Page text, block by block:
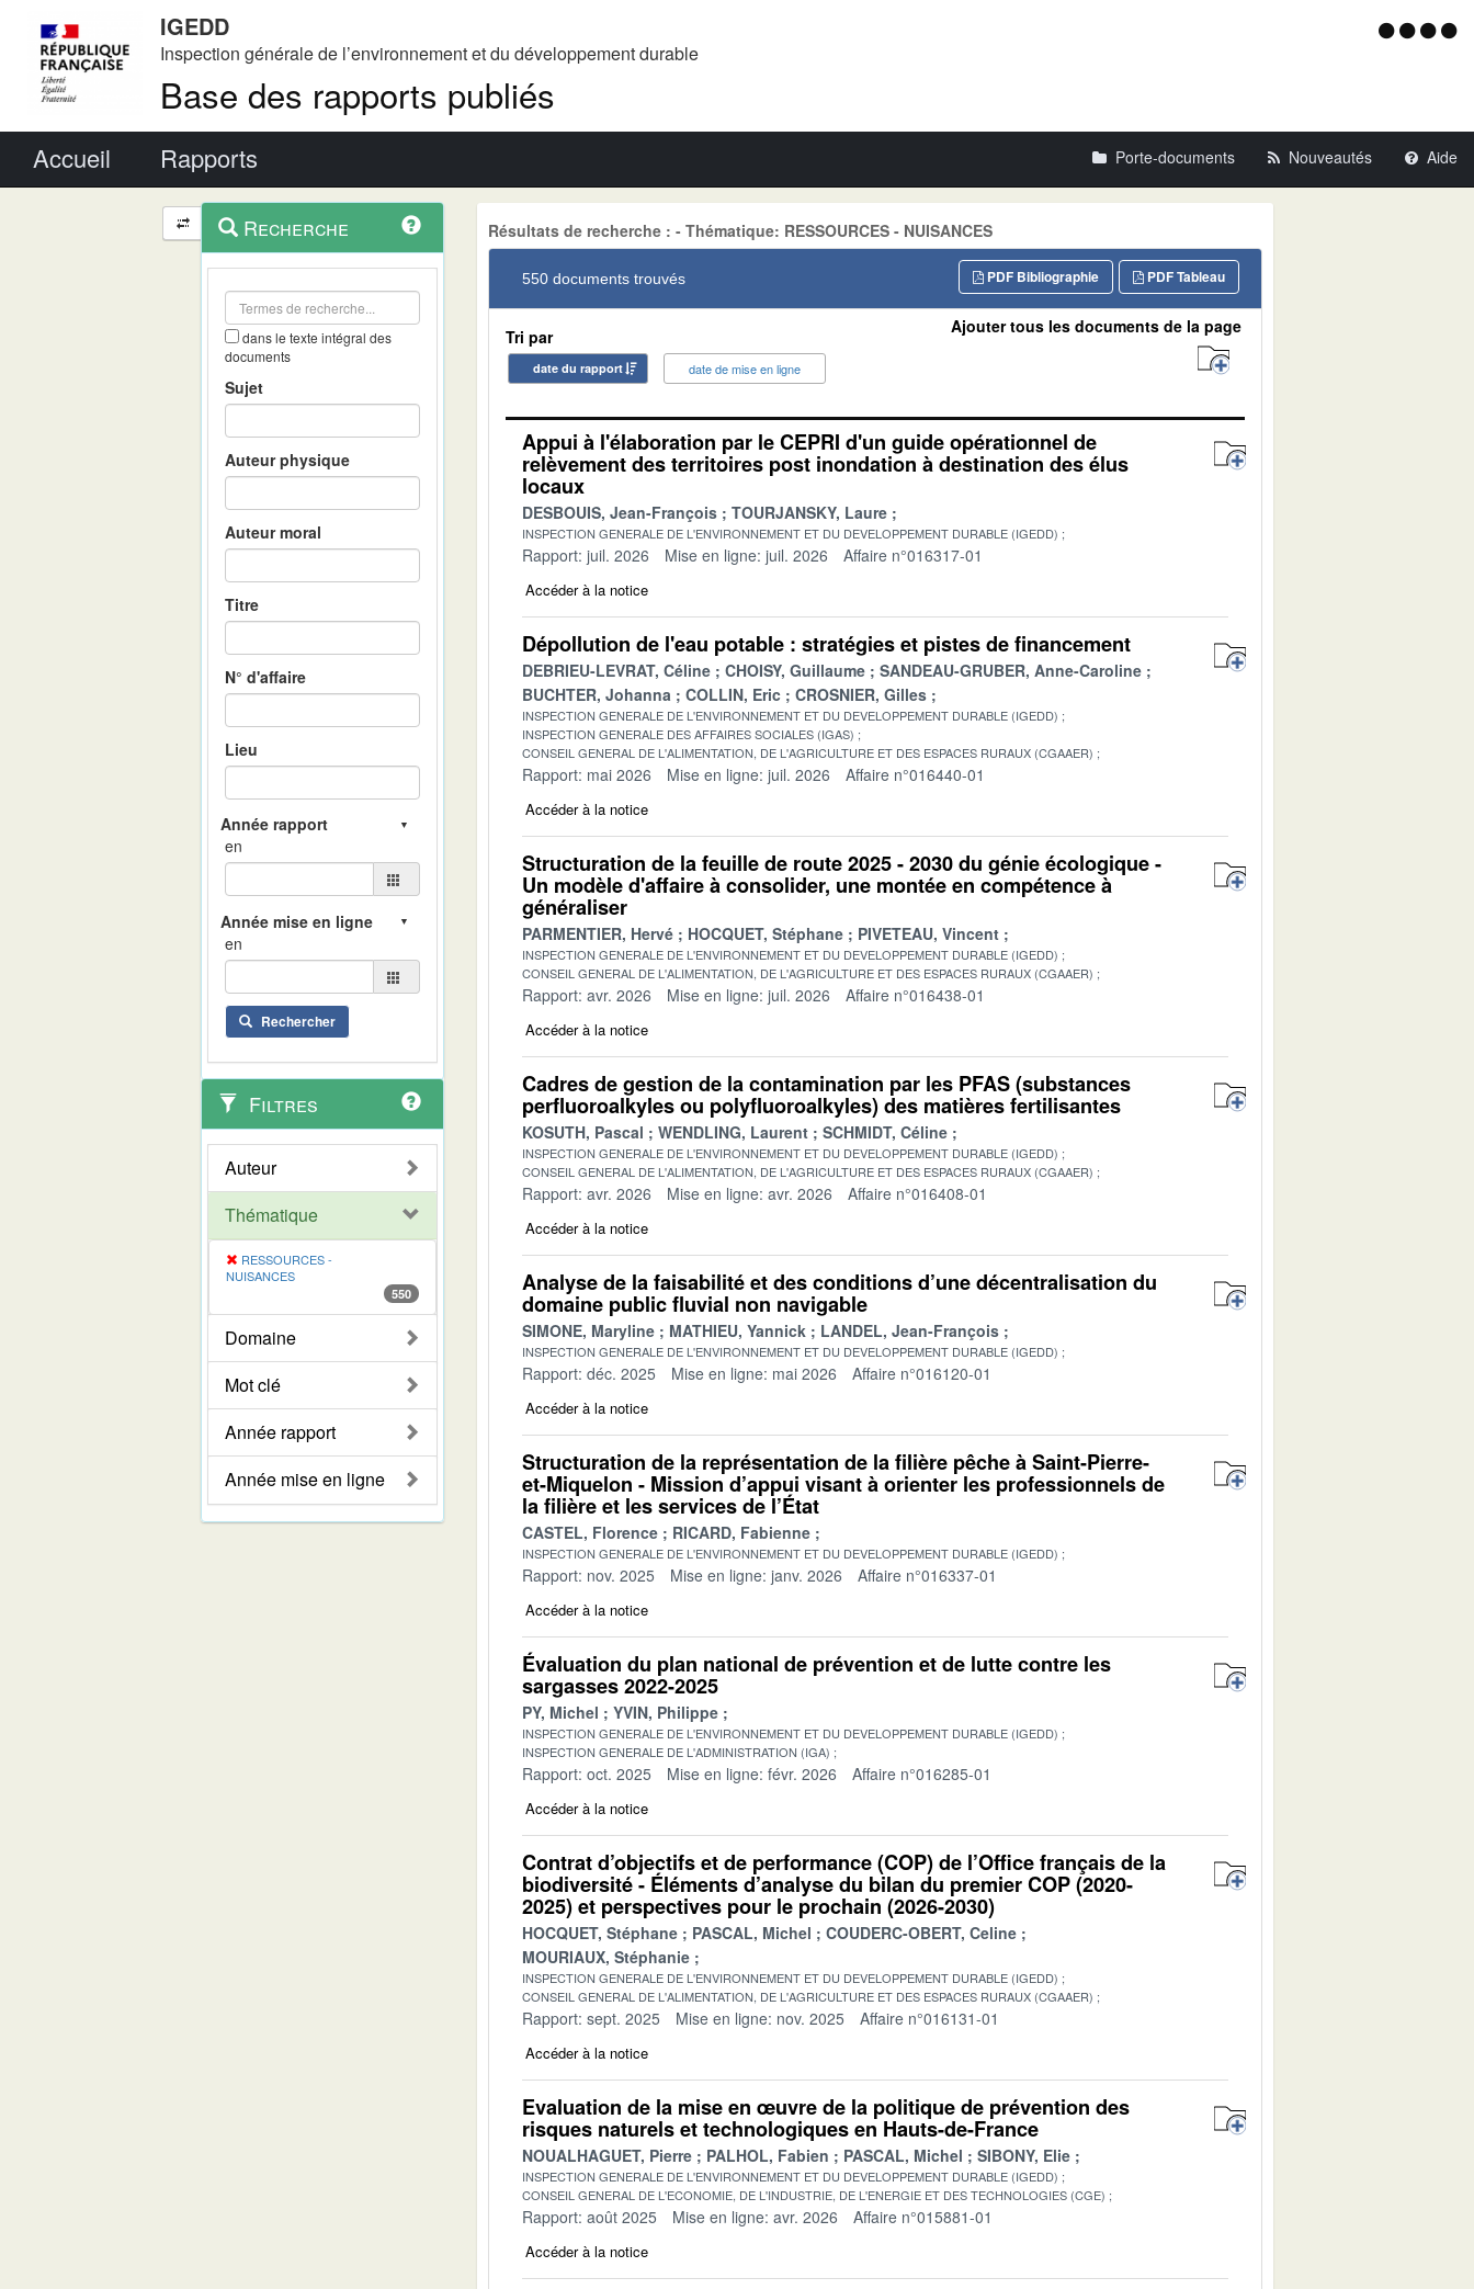
IGEDD
Inspection générale de l’environnement et du développement durable
Base des rapports publiés
Menu
Accueil Rapports Porte-documents Nouveautés Aide
Navigation
et
outils
contextuel
Recherche
dans le texte intégral des
documents
Sujet
Auteur physique
Auteur moral
Titre
N° d'affaire
Lieu
en
en
Rechercher
Filtres
Auteur
Thématique
RESSOURCES -
NUISANCES
550
Domaine
Mot clé
Année rapport
Année mise en ligne
Résultats de recherche : - Thématique: RESSOURCES - NUISANCES
550 documents trouvés PDF Tableau
PDF Bibliographie
Tri par
date du rapport date de mise en ligne
Ajouter tous les documents de la page
Appui à l'élaboration par le CEPRI d'un guide opérationnel de
relèvement des territoires post inondation à destination des élus
locaux
DESBOUIS, Jean-François TOURJANSKY, Laure
INSPECTION GENERALE DE L'ENVIRONNEMENT ET DU DEVELOPPEMENT DURABLE (IGEDD)
Rapport: juil. 2026 Mise en ligne: juil. 2026 Affaire n°016317-01
Accéder à la notice
Dépollution de l'eau potable : stratégies et pistes de financement
DEBRIEU-LEVRAT, Céline CHOISY, Guillaume
SANDEAU-GRUBER, Anne-Caroline
BUCHTER, Johanna
COLLIN, Eric CROSNIER, Gilles
INSPECTION GENERALE DE L'ENVIRONNEMENT ET DU DEVELOPPEMENT DURABLE (IGEDD)
INSPECTION GENERALE DES AFFAIRES SOCIALES (IGAS)
CONSEIL GENERAL DE L'ALIMENTATION, DE L'AGRICULTURE ET DES ESPACES RURAUX (CGAAER)
Rapport: mai 2026 Mise en ligne: juil. 2026 Affaire n°016440-01
Accéder à la notice
Structuration de la feuille de route 2025 - 2030 du génie écologique -
Un modèle d'affaire à consolider, une montée en compétence à
généraliser
PARMENTIER, Hervé HOCQUET, Stéphane PIVETEAU, Vincent
INSPECTION GENERALE DE L'ENVIRONNEMENT ET DU DEVELOPPEMENT DURABLE (IGEDD)
CONSEIL GENERAL DE L'ALIMENTATION, DE L'AGRICULTURE ET DES ESPACES RURAUX (CGAAER)
Rapport: avr. 2026 Mise en ligne: juil. 2026 Affaire n°016438-01
Accéder à la notice
Cadres de gestion de la contamination par les PFAS (substances
perfluoroalkyles ou polyfluoroalkyles) des matières fertilisantes
KOSUTH, Pascal WENDLING, Laurent SCHMIDT, Céline
INSPECTION GENERALE DE L'ENVIRONNEMENT ET DU DEVELOPPEMENT DURABLE (IGEDD)
CONSEIL GENERAL DE L'ALIMENTATION, DE L'AGRICULTURE ET DES ESPACES RURAUX (CGAAER)
Rapport: avr. 2026 Mise en ligne: avr. 2026 Affaire n°016408-01
Accéder à la notice
Analyse de la faisabilité et des conditions d’une décentralisation du
domaine public fluvial non navigable
SIMONE, Maryline MATHIEU, Yannick LANDEL, Jean-François
INSPECTION GENERALE DE L'ENVIRONNEMENT ET DU DEVELOPPEMENT DURABLE (IGEDD)
Rapport: déc. 2025 Mise en ligne: mai 2026 Affaire n°016120-01
Accéder à la notice
Structuration de la représentation de la filière pêche à Saint-Pierre-
et-Miquelon - Mission d’appui visant à orienter les professionnels de
la filière et les services de l’État
CASTEL, Florence RICARD, Fabienne
INSPECTION GENERALE DE L'ENVIRONNEMENT ET DU DEVELOPPEMENT DURABLE (IGEDD)
Rapport: nov. 2025 Mise en ligne: janv. 2026 Affaire n°016337-01
Accéder à la notice
Évaluation du plan national de prévention et de lutte contre les
sargasses 2022-2025
PY, Michel YVIN, Philippe
INSPECTION GENERALE DE L'ENVIRONNEMENT ET DU DEVELOPPEMENT DURABLE (IGEDD)
INSPECTION GENERALE DE L'ADMINISTRATION (IGA)
Rapport: oct. 2025 Mise en ligne: févr. 2026 Affaire n°016285-01
Accéder à la notice
Contrat d’objectifs et de performance (COP) de l’Office français de la
biodiversité - Éléments d’analyse du bilan du premier COP (2020-
2025) et perspectives pour le prochain (2026-2030)
HOCQUET, Stéphane PASCAL, Michel
COUDERC-OBERT, Celine
MOURIAUX, Stéphanie
INSPECTION GENERALE DE L'ENVIRONNEMENT ET DU DEVELOPPEMENT DURABLE (IGEDD)
CONSEIL GENERAL DE L'ALIMENTATION, DE L'AGRICULTURE ET DES ESPACES RURAUX (CGAAER)
Rapport: sept. 2025 Mise en ligne: nov. 2025 Affaire n°016131-01
Accéder à la notice
Evaluation de la mise en œuvre de la politique de prévention des
risques naturels et technologiques en Hauts-de-France
NOUALHAGUET, Pierre PALHOL, Fabien PASCAL, Michel SIBONY, Elie
INSPECTION GENERALE DE L'ENVIRONNEMENT ET DU DEVELOPPEMENT DURABLE (IGEDD)
CONSEIL GENERAL DE L'ECONOMIE, DE L'INDUSTRIE, DE L'ENERGIE ET DES TECHNOLOGIES (CGE)
Rapport: août 2025 Mise en ligne: avr. 2026 Affaire n°015881-01
Accéder à la notice